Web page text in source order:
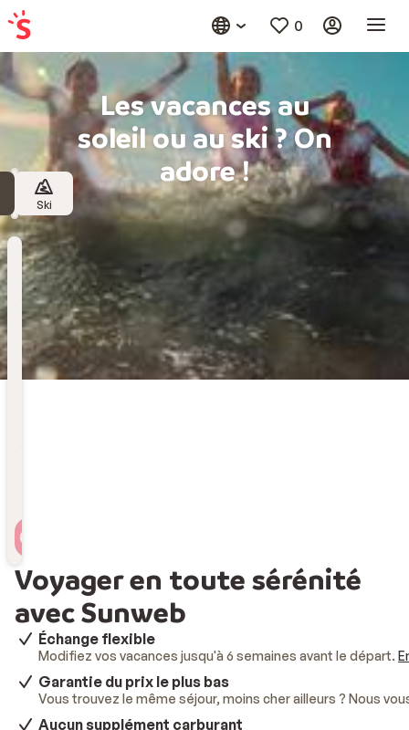
0
Les vacances au
soleil ou au ski ? On
adore !
Ski
Destination
Choisissez une destination
Date
départ
Date de départ
Voyager en toute sérénité
avec Sunweb
Échange flexible
Modifiez vos vacances jusqu'à 6 semaines avant le départ.
Garantie du prix le plus bas
Vous trouvez le même séjour, moins cher ailleurs ? Nous
Aucun supplément carburant